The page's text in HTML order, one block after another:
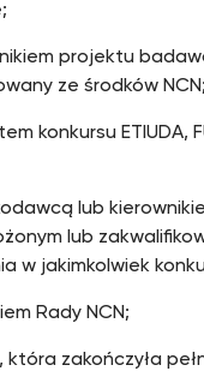
projektu
ze środków NCN;
konkursu ETIUDA,
lub
lub
w jakimkolwiek
Rady NCN;
zakończyła